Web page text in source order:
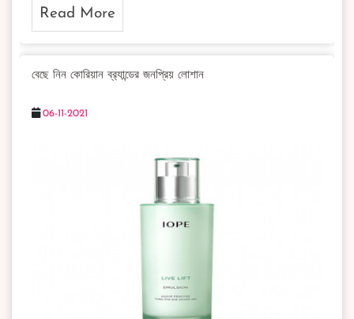
Read More
বেছে নিন কোরিয়ান ব্র‍্যান্ডের জনপ্রিয় লোশান
06-11-2021